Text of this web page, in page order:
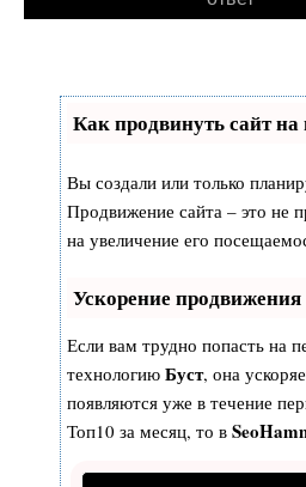
Как продвинуть сайт на
Вы создали или только
Продвижение сайта – это не
на увеличение его
Ускорение продвижения
Если вам трудно попасть на
технологию Буст, она
появляются уже в течение
Топ10 за месяц, то в